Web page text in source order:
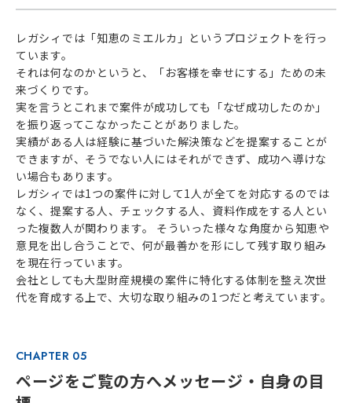
レガシィでは「知恵のミエルカ」というプロジェクトを行っ
ています。
それは何なのかというと、「お客様を幸せにする」ための未
来づくりです。
実を言うとこれまで案件が成功しても「なぜ成功したのか」
を振り返ってこなかったことがありました。
実績がある人は経験に基づいた解決策などを提案することが
できますが、そうでない人にはそれができず、成功へ導けな
い場合もあります。
レガシィでは1つの案件に対して1人が全てを対応するのでは
なく、提案する人、チェックする人、資料作成をする人とい
った複数人が関わります。 そういった様々な角度から知恵や
意見を出し合うことで、何が最善かを形にして残す取り組み
を現在行っています。
会社としても大型財産規模の案件に特化する体制を整え次世
代を育成する上で、大切な取り組みの1つだと考えています。
CHAPTER 05
ページをご覧の方へメッセージ・自身の目